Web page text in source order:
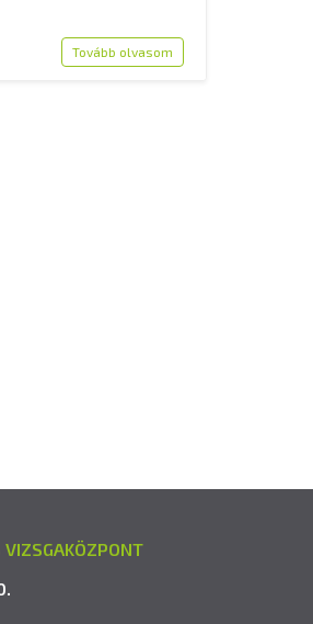
Tovább olvasom
VIZSGAKÖZPONT